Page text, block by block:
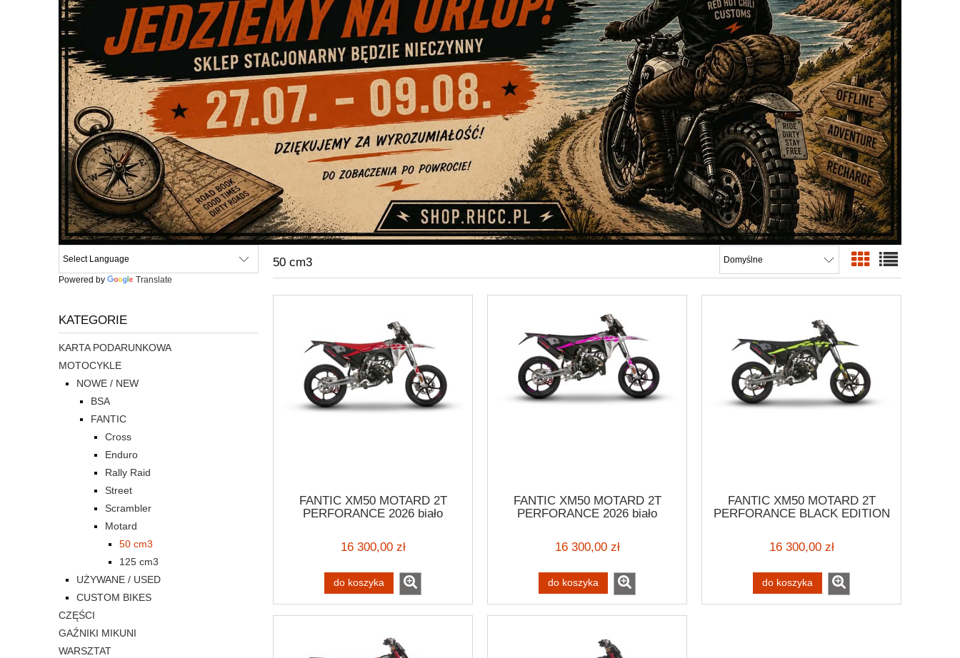
Powered by Translate
KATEGORIE
KARTA PODARUNKOWA
MOTOCYKLE
NOWE / NEW
BSA
FANTIC
Cross
Enduro
Rally Raid
Street
Scrambler
Motard
50 cm3
125 cm3
UŻYWANE / USED
CUSTOM BIKES
CZĘŚCI
GAŹNIKI MIKUNI
WARSZTAT
50 cm3
FANTIC XM50 MOTARD 2T
PERFORANCE 2026 biało
16 300,00 zł
do koszyka
FANTIC XM50 MOTARD 2T
PERFORANCE 2026 biało
16 300,00 zł
do koszyka
FANTIC XM50 MOTARD 2T
PERFORANCE BLACK EDITION
16 300,00 zł
do koszyka